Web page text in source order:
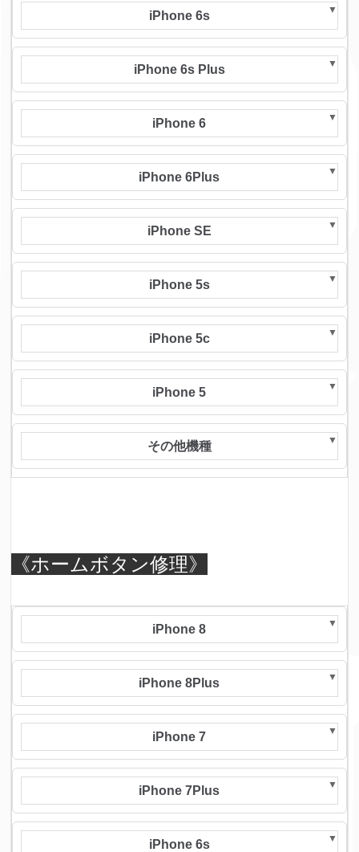
iPhone 6s
iPhone 6s Plus
iPhone 6
iPhone 6Plus
iPhone SE
iPhone 5s
iPhone 5c
iPhone 5
その他機種
《ホームボタン修理》
iPhone 8
iPhone 8Plus
iPhone 7
iPhone 7Plus
iPhone 6s